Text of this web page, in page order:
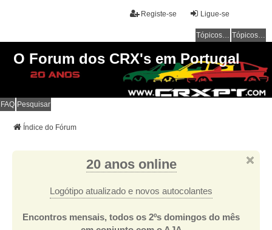
Ligue-se
Registe-se
Tópicos sem resposta Tópicos ativos
O Forum dos CRX's em Portugal
FAQ Pesquisar
Índice do Fórum
20 anos online
Logótipo atualizado e novos autocolantes
Encontros mensais, todos os 2ºs domingos do mês